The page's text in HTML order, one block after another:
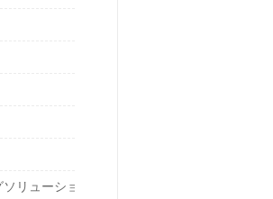
リューションズ